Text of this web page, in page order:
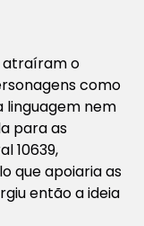
atraíram o
como
linguagem nem
para as
10639,
que apoiaria as
então a ideia